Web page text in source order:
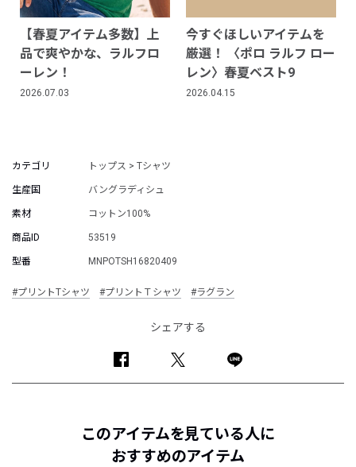
【春夏アイテム多数】上
品で爽やかな、ラルフロ
ーレン！
2026.07.03
今すぐほしいアイテムを
厳選！ 〈ポロ ラルフ ロー
レン〉春夏ベスト9
2026.04.15
カテゴリ トップス > Tシャツ
生産国 バングラディシュ
素材 コットン100%
商品ID 53519
型番 MNPOTSH16820409
#プリントTシャツ #プリントＴシャツ #ラグラン
シェアする
このアイテムを見ている人に
おすすめのアイテム